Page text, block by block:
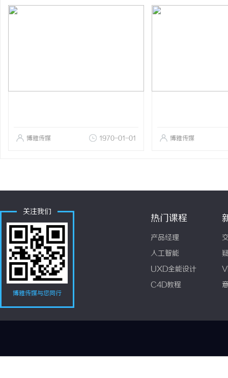
博雅传媒 1970-01-01 博雅传媒
关注我们
博雅传媒与您同行
热门课程
产品经理
人工智能
UXD全能设计
C4D教程